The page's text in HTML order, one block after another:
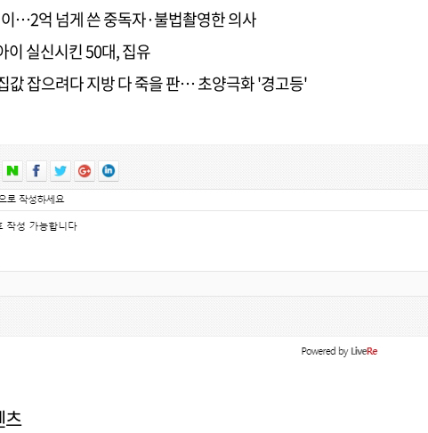
…2억 넘게 쓴 중독자·불법촬영한 의사
이 실신시킨 50대, 집유
값 잡으려다 지방 다 죽을 판… 초양극화 '경고등'
츠